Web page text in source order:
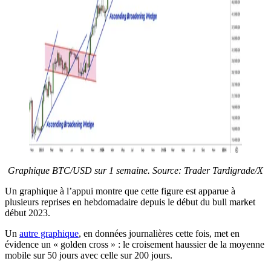
Graphique BTC/USD sur 1 semaine. Source: Trader Tardigrade/X
Un graphique à l’appui montre que cette figure est apparue à
plusieurs reprises en hebdomadaire depuis le début du bull market
début 2023.
Un autre graphique, en données journalières cette fois, met en
évidence un « golden cross » : le croisement haussier de la moyenne
mobile sur 50 jours avec celle sur 200 jours.